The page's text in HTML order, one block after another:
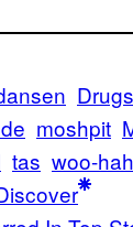
Drugs
moshpit
tas woo-hah